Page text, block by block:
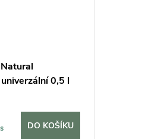
0,5 l
DO KOŠÍKU